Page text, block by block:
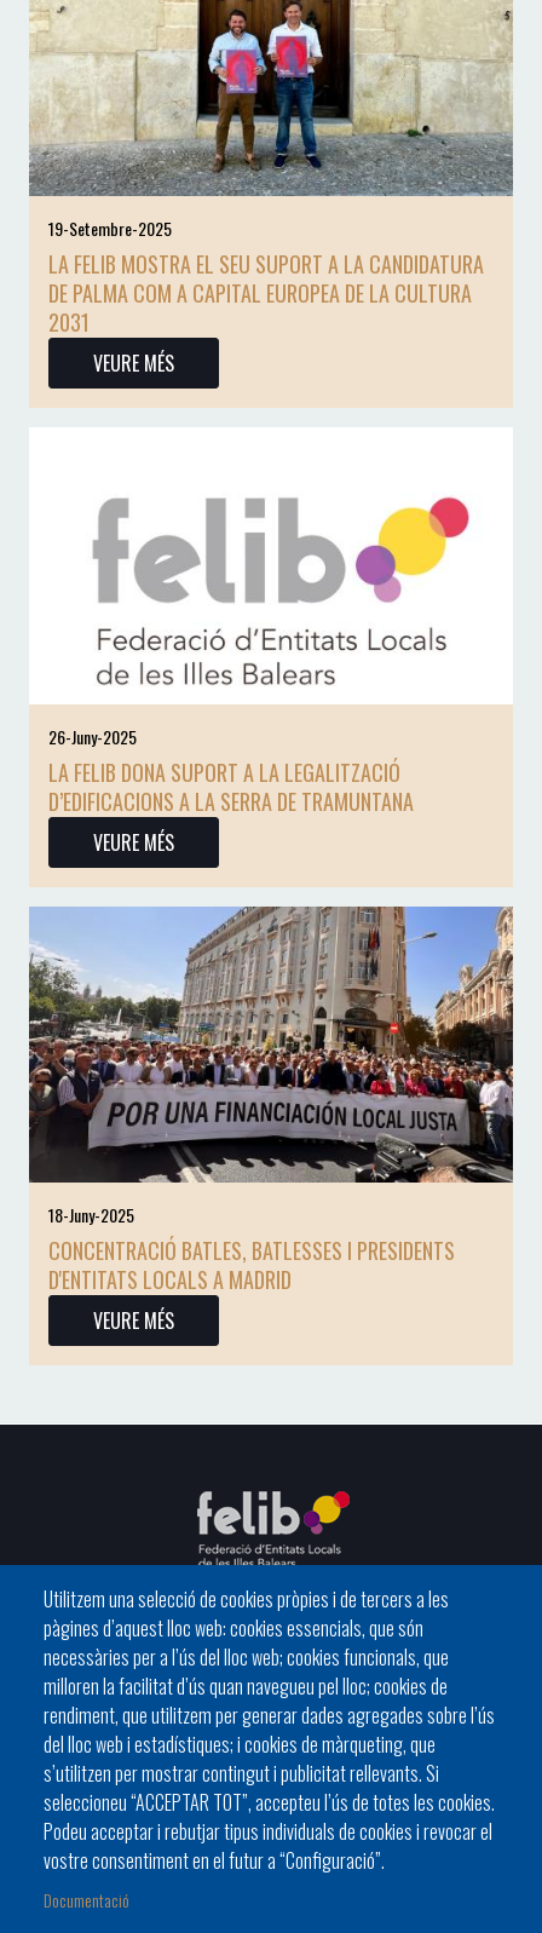
19-Setembre-2025
LA FELIB MOSTRA EL SEU SUPORT A LA CANDIDATURA
DE PALMA COM A CAPITAL EUROPEA DE LA CULTURA
2031
VEURE MÉS
26-Juny-2025
LA FELIB DONA SUPORT A LA LEGALITZACIÓ
D’EDIFICACIONS A LA SERRA DE TRAMUNTANA
VEURE MÉS
18-Juny-2025
CONCENTRACIÓ BATLES, BATLESSES I PRESIDENTS
D'ENTITATS LOCALS A MADRID
VEURE MÉS
Utilitzem una selecció de cookies pròpies i de tercers a les
pàgines d’aquest lloc web: cookies essencials, que són
necessàries per a l’ús del lloc web; cookies funcionals, que
milloren la facilitat d’ús quan navegueu pel lloc; cookies de
rendiment, que utilitzem per generar dades agregades sobre l’ús
del lloc web i estadístiques; i cookies de màrqueting, que
s’utilitzen per mostrar contingut i publicitat rellevants. Si
seleccioneu “ACCEPTAR TOT”, accepteu l’ús de totes les cookies.
Podeu acceptar i rebutjar tipus individuals de cookies i revocar el
vostre consentiment en el futur a “Configuració”.
Documentació
Footer
HISTÒRIA ORGANITZACIÓ
ESTATUTS
C/ del General Riera, 111 07010 Palma
Phone
971 760911 - Fax 971 763102